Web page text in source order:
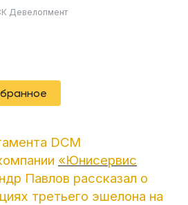
Девелопмент
DCM
« Юнисервис
Павлов рассказал о
третьего эшелона на